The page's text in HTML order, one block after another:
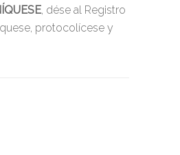
, dése al Registro
protocolícese y